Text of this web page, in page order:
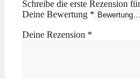
Schreibe die erste Rezension
Deine Bewertung *
Deine Rezension *